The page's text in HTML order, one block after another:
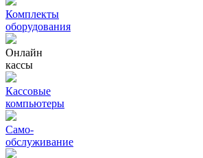
Комплекты
оборудования
Онлайн
кассы
Кассовые
компьютеры
Само-
обслуживание